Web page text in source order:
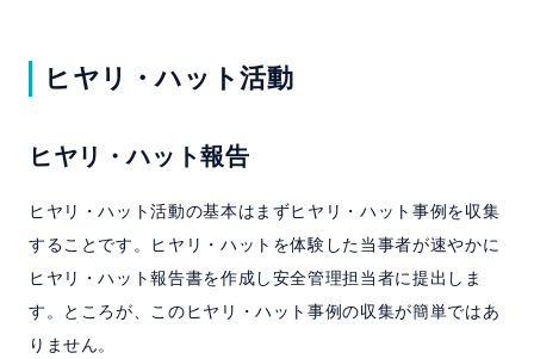
ヒヤリ・ハット活動
ヒヤリ・ハット報告
ヒヤリ・ハット活動の基本はまずヒヤリ・ハット事例を収集
することです。ヒヤリ・ハットを体験した当事者が速やかに
ヒヤリ・ハット報告書を作成し安全管理担当者に提出しま
す。ところが、このヒヤリ・ハット事例の収集が簡単ではあ
りません。